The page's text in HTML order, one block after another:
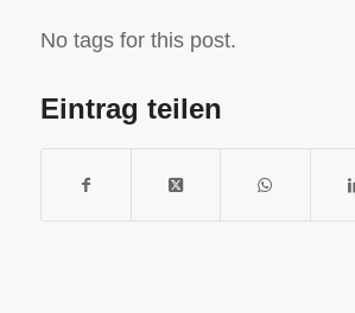
No tags for this post.
Eintrag teilen